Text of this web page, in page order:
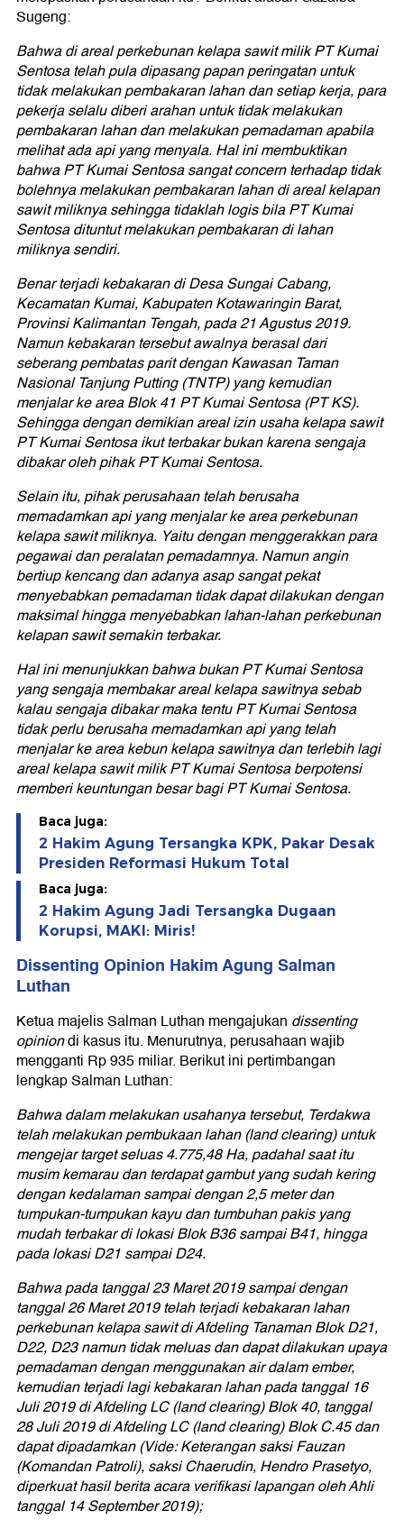
Sugeng:
Bahwa di areal perkebunan kelapa sawit milik PT Kumai
Sentosa telah pula dipasang papan peringatan untuk
tidak melakukan pembakaran lahan dan setiap kerja, para
pekerja selalu diberi arahan untuk tidak melakukan
pembakaran lahan dan melakukan pemadaman apabila
melihat ada api yang menyala. Hal ini membuktikan
bahwa PT Kumai Sentosa sangat concern terhadap tidak
bolehnya melakukan pembakaran lahan di areal kelapan
sawit miliknya sehingga tidaklah logis bila PT Kumai
Sentosa dituntut melakukan pembakaran di lahan
miliknya sendiri.
Benar terjadi kebakaran di Desa Sungai Cabang,
Kecamatan Kumai, Kabupaten Kotawaringin Barat,
Provinsi Kalimantan Tengah, pada 21 Agustus 2019.
Namun kebakaran tersebut awalnya berasal dari
seberang pembatas parit dengan Kawasan Taman
Nasional Tanjung Putting (TNTP) yang kemudian
menjalar ke area Blok 41 PT Kumai Sentosa (PT KS).
Sehingga dengan demikian areal izin usaha kelapa sawit
PT Kumai Sentosa ikut terbakar bukan karena sengaja
dibakar oleh pihak PT Kumai Sentosa.
Selain itu, pihak perusahaan telah berusaha
memadamkan api yang menjalar ke area perkebunan
kelapa sawit miliknya. Yaitu dengan menggerakkan para
pegawai dan peralatan pemadamnya. Namun angin
bertiup kencang dan adanya asap sangat pekat
menyebabkan pemadaman tidak dapat dilakukan dengan
maksimal hingga menyebabkan lahan-lahan perkebunan
kelapan sawit semakin terbakar.
Hal ini menunjukkan bahwa bukan PT Kumai Sentosa
yang sengaja membakar areal kelapa sawitnya sebab
kalau sengaja dibakar maka tentu PT Kumai Sentosa
tidak perlu berusaha memadamkan api yang telah
menjalar ke area kebun kelapa sawitnya dan terlebih lagi
areal kelapa sawit milik PT Kumai Sentosa berpotensi
memberi keuntungan besar bagi PT Kumai Sentosa.
Baca juga:
2 Hakim Agung Tersangka KPK, Pakar Desak
Presiden Reformasi Hukum Total
Baca juga:
2 Hakim Agung Jadi Tersangka Dugaan
Korupsi, MAKI: Miris!
Dissenting Opinion Hakim Agung Salman
Luthan
Ketua majelis Salman Luthan mengajukan dissenting
opiniondi kasus itu. Menurutnya, perusahaan wajib
mengganti Rp 935 miliar. Berikut ini pertimbangan
lengkap Salman Luthan:
Bahwa dalam melakukan usahanya tersebut, Terdakwa
telah melakukan pembukaan lahan (land clearing) untuk
mengejar target seluas 4.775,48 Ha, padahal saat itu
musim kemarau dan terdapat gambut yang sudah kering
dengan kedalaman sampai dengan 2,5 meter dan
tumpukan-tumpukan kayu dan tumbuhan pakis yang
mudah terbakar di lokasi Blok B36 sampai B41, hingga
pada lokasi D21 sampai D24.
Bahwa pada tanggal 23 Maret 2019 sampai dengan
tanggal 26 Maret 2019 telah terjadi kebakaran lahan
perkebunan kelapa sawit di Afdeling Tanaman Blok D21,
D22, D23 namun tidak meluas dan dapat dilakukan upaya
pemadaman dengan menggunakan air dalam ember,
kemudian terjadi lagi kebakaran lahan pada tanggal 16
Juli 2019 di Afdeling LC (land clearing) Blok 40, tanggal
28 Juli 2019 di Afdeling LC (land clearing) Blok C.45 dan
dapat dipadamkan (Vide: Keterangan saksi Fauzan
(Komandan Patroli), saksi Chaerudin, Hendro Prasetyo,
diperkuat hasil berita acara verifikasi lapangan oleh Ahli
tanggal 14 September 2019);